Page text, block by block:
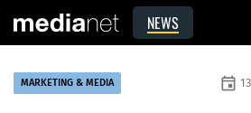
NEWS
MARKETING & MEDIA event